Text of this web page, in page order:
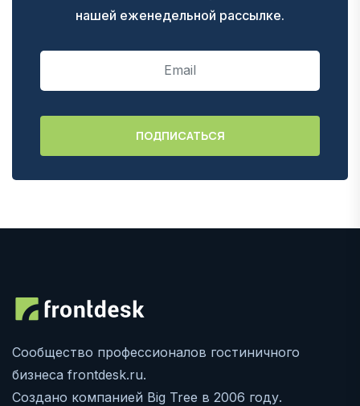
нашей еженедельной рассылке.
Сообщество профессионалов гостиничного
бизнеса frontdesk.ru.
Создано компанией Big Tree в 2006 году.